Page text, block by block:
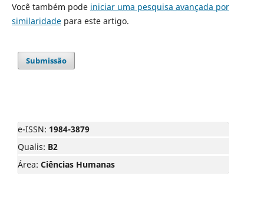
Você também pode iniciar uma pesquisa avançada por
similaridadepara este artigo.
Submissão
e-ISSN: 1984-3879
Qualis: B2
Área: Ciências Humanas